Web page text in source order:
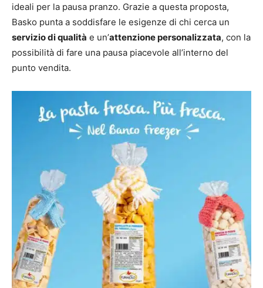
ideali per la pausa pranzo. Grazie a questa proposta,
Basko punta a soddisfare le esigenze di chi cerca un
servizio di qualità e un’attenzione personalizzata, con la
possibilità di fare una pausa piacevole all’interno del
punto vendita.